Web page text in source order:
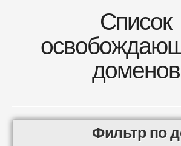
Список
доменов
Фильтр по